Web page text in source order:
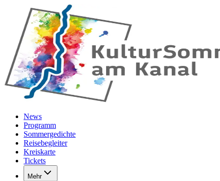
Zum Hauptinhalt springen
News
Programm
Sommergedichte
Reisebegleiter
Kreiskarte
Tickets
Mehr